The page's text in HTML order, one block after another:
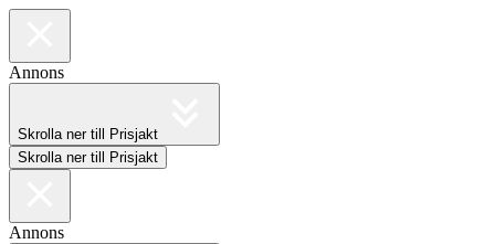
Annons
Skrolla ner till Prisjakt
Skrolla ner till Prisjakt
Annons